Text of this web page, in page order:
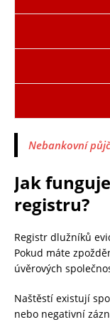
Nebankovní
Jak
registru?
Registr dlužníků
Pokud máte
úvěrových
Naštěstí existují
nebo negativní